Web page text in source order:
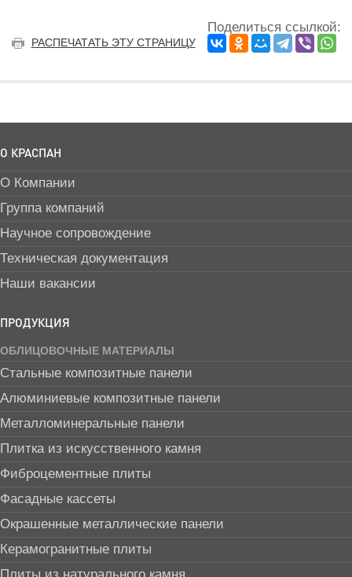
РАСПЕЧАТАТЬ ЭТУ СТРАНИЦУ
Поделиться ссылкой:
О КРАСПАН
О Компании
Группа компаний
Научное сопровождение
Техническая документация
Наши вакансии
ПРОДУКЦИЯ
ОБЛИЦОВОЧНЫЕ МАТЕРИАЛЫ
Стальные композитные панели
Алюминиевые композитные панели
Металломинеральные панели
Плитка из искусственного камня
Фиброцементные плиты
Фасадные кассеты
Окрашенные металлические панели
Керамогранитные плиты
Плиты из натурального камня